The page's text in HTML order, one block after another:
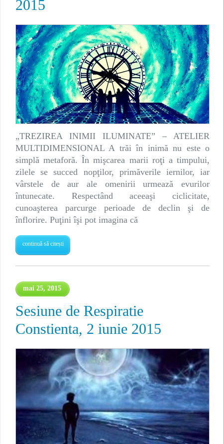
2015
„TREZIREA INIMII ILUMINATE” – ATELIER
MULTIDIMENSIONAL A trăi în inimă nu este o
simplă metaforă. În mişcarea marii roţi a timpului,
zilele se succed nopţilor, primăverile iernilor, iar
vârstele de aur ale omenirii urmează evurilor
întunecate. Respectând aceeaşi ciclicitate,
cunoaşterea parcurge perioade de declin şi de
înflorire. Puţini îşi pot imagina că
continuă să citești
mai 25, 2015
Sesiune de Respiratie
Constienta, 2 iunie 2015